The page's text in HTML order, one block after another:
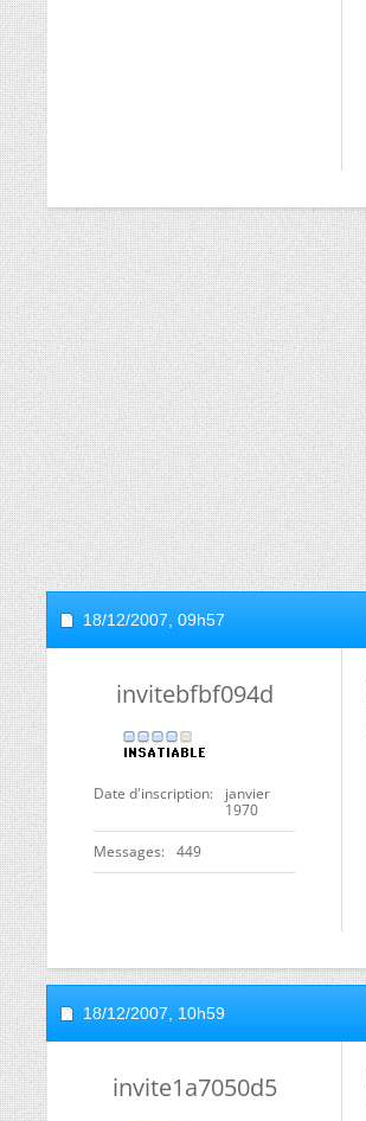
18/12/2007, 09h57
invitebfbf094d
Date d'inscription
janvier
1970
Messages 449
18/12/2007, 10h59
invite1a7050d5